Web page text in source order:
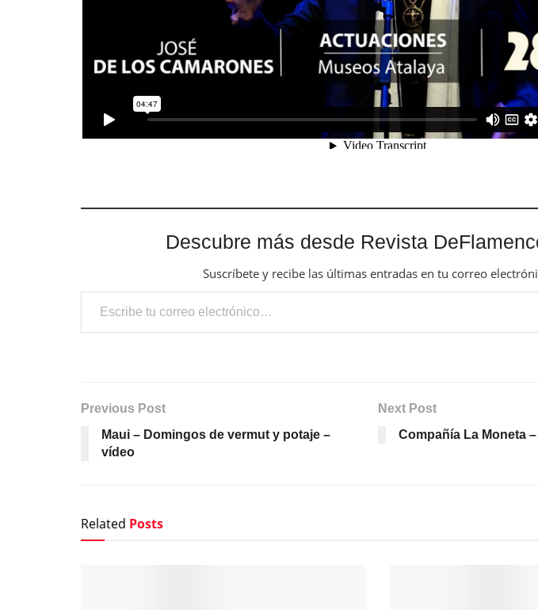
Descubre más desde Revista
Suscríbete y recibe las últimas entradas en tu correo
Escribe tu correo electrónico…
Previous Post
Maui – Domingos de vermut y potaje –
vídeo
Next Post
Compañía La Moneta
Related Posts